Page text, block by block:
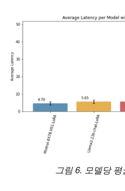
그림 6. 모델당